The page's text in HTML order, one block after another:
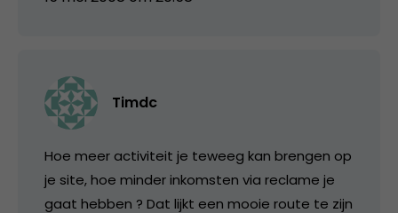
Timdc
Hoe meer activiteit je teweeg kan brengen op
je site, hoe minder inkomsten via reclame je
gaat hebben ? Dat lijkt een mooie route te zijn